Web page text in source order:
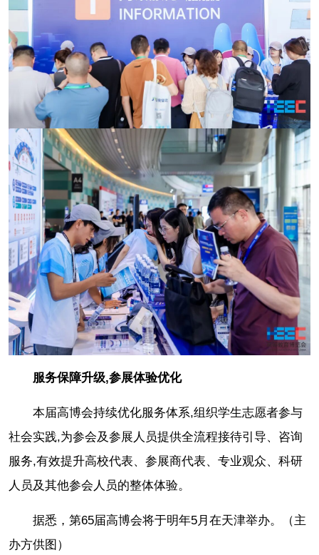
服务保障升级,参展体验优化
本届高博会持续优化服务体系,组织学生志愿者参与
社会实践,为参会及参展人员提供全流程接待引导、咨询
服务,有效提升高校代表、参展商代表、专业观众、科研
人员及其他参会人员的整体体验。
据悉，第65届高博会将于明年5月在天津举办。（主
办方供图）